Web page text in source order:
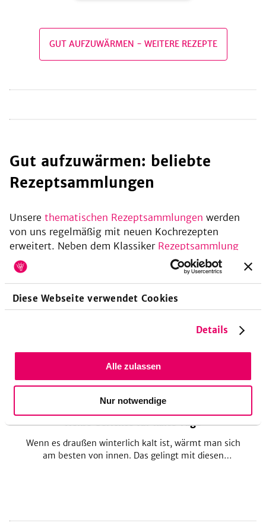
Diese Webseite verwendet Cookies
Details
Alle zulassen
Nur notwendige
GUT AUFZUWÄRMEN - WEITERE REZEPTE
gut aufzuwärmen: beliebte
Rezeptsammlungen
Unsere thematischen Rezeptsammlungen werden
von uns regelmäßig mit neuen Kochrezepten
erweitert. Neben dem Klassiker Rezeptsammlung
"Was koche ich heute"
sind diese Sammlungen ideal
um neue, passende Rezepte rund um das Thema
inspirieren zu lassen.
26
Heiße Gerichte für kalte Tage
Wenn es draußen winterlich kalt ist, wärmt man sich
am besten von innen. Das gelingt mit diesen